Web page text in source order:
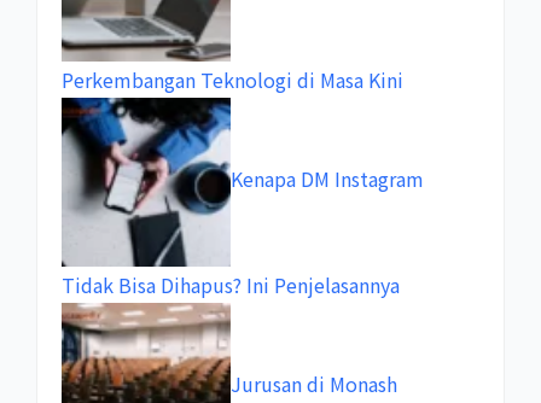
Perkembangan Teknologi di Masa Kini
Kenapa DM Instagram
Tidak Bisa Dihapus? Ini Penjelasannya
Jurusan di Monash